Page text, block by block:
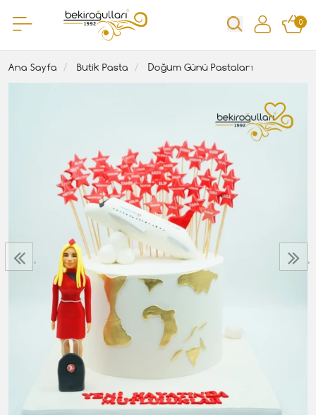
0
Ana Sayfa Butik Pasta Doğum Günü Pastaları
‹ ›